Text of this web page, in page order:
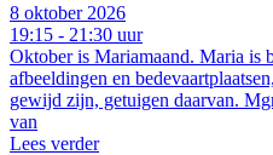
8 oktober 2026
19:15 - 21:30 uur
Oktober is Mariamaand. Maria is
afbeeldingen en
gewijd zijn, getuigen daarvan.
van
Lees verder